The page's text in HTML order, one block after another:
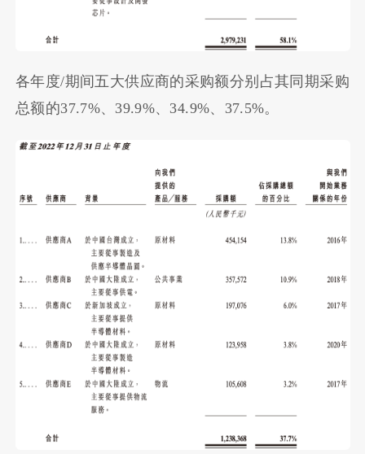
各年度/期间五大供应商的采购额分别占其同期采购
总额的37.7%、39.9%、34.9%、37.5%。